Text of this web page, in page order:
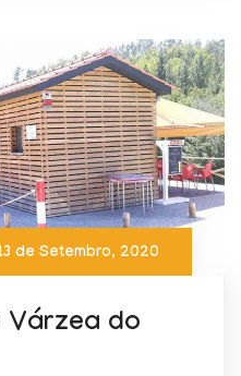
de Setembro, 2020
Várzea do